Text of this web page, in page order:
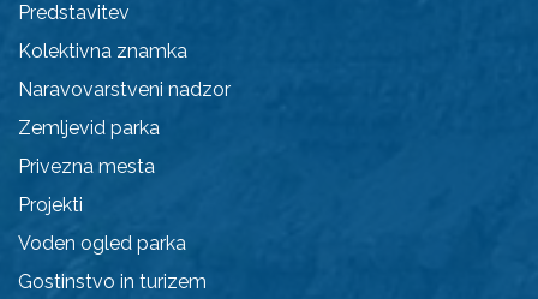
Predstavitev
Kolektivna znamka
Naravovarstveni nadzor
Zemljevid parka
Privezna mesta
Projekti
Voden ogled parka
Gostinstvo in turizem